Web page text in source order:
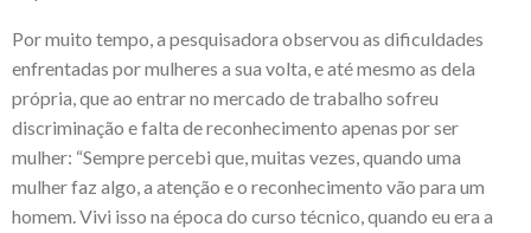
Por muito tempo, a pesquisadora observou as dificuldades
enfrentadas por mulheres a sua volta, e até mesmo as dela
própria, que ao entrar no mercado de trabalho sofreu
discriminação e falta de reconhecimento apenas por ser
mulher: “Sempre percebi que, muitas vezes, quando uma
mulher faz algo, a atenção e o reconhecimento vão para um
homem. Vivi isso na época do curso técnico, quando eu era a